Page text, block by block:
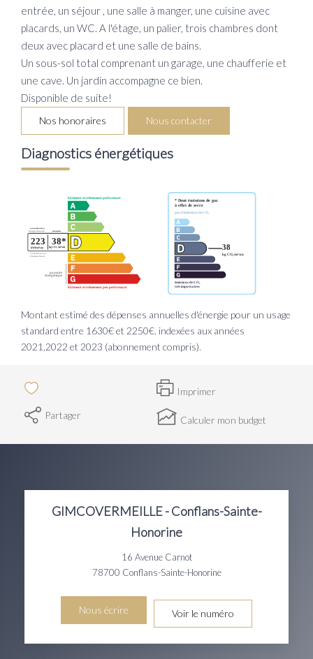
entrée, un séjour , une salle à manger, une cuisine avec
placards, un WC. A l'étage, un palier, trois chambres dont
deux avec placard et une salle de bains.
Un sous-sol total comprenant un garage, une chaufferie et
une cave. Un jardin accompagne ce bien.
Disponible de suite!
Nos honoraires Nous contacter
Diagnostics énergétiques
Montant estimé des dépenses annuelles d'énergie pour un usage
standard entre 1630€ et 2250€. indexées aux années
2021,2022 et 2023 (abonnement compris).
Imprimer
Partager
Calculer mon budget
GIMCOVERMEILLE - Conflans-Sainte-
Honorine
16 Avenue Carnot
78700 Conflans-Sainte-Honorine
Nous écrire Voir le numéro